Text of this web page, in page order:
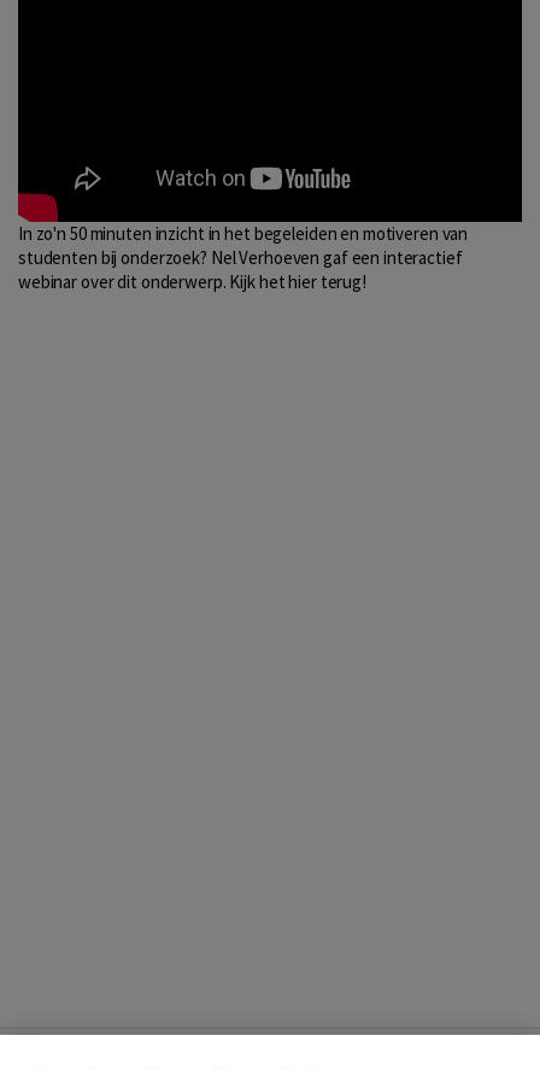
In zo'n 50 minuten inzicht in het begeleiden en motiveren van
studenten bij onderzoek? Nel Verhoeven gaf een interactief
webinar over dit onderwerp. Kijk het hier terug!